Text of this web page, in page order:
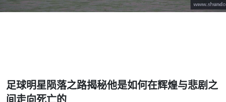
足球明星陨落之路揭秘他是如何在辉煌与悲剧之
间走向死亡的